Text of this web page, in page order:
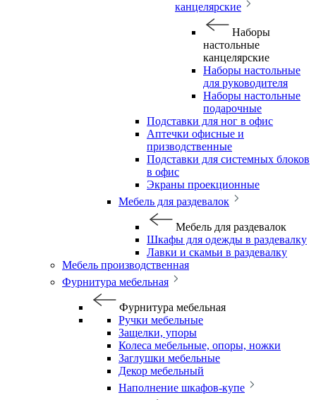
канцелярские
Наборы
настольные
канцелярские
Наборы настольные
для руководителя
Наборы настольные
подарочные
Подставки для ног в офис
Аптечки офисные и
призводственные
Подставки для системных блоков
в офис
Экраны проекционные
Мебель для раздевалок
Мебель для раздевалок
Шкафы для одежды в раздевалку
Лавки и скамьи в раздевалку
Мебель производственная
Фурнитура мебельная
Фурнитура мебельная
Ручки мебельные
Защелки, упоры
Колеса мебельные, опоры, ножки
Заглушки мебельные
Декор мебельный
Наполнение шкафов-купе